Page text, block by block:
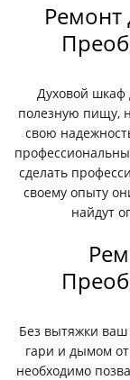
Ремонт
Духовой шкаф
полезную пищу,
свою
сделать
своему опыту
найдут
Без вытяжки
гари и дымом
необходимо